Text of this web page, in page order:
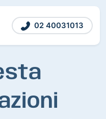
02 40031013